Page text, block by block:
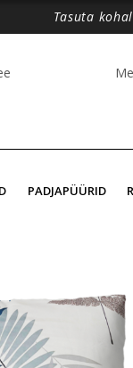
Tasuta
PADJAPÜÜRID